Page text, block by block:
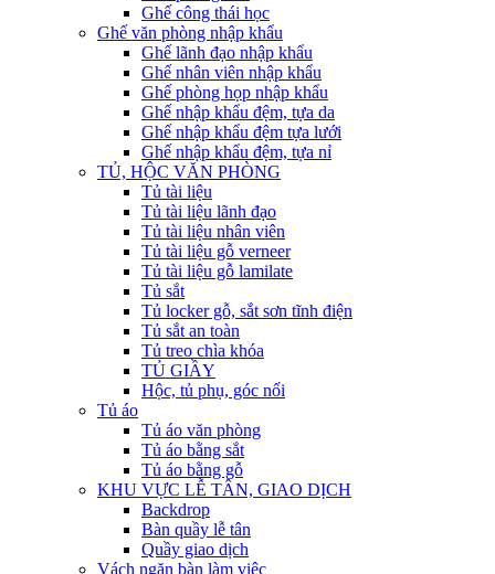
Ghế công thái học
Ghế văn phòng nhập khẩu
Ghế lãnh đạo nhập khẩu
Ghế nhân viên nhập khẩu
Ghế phòng họp nhập khẩu
Ghế nhập khẩu đệm, tựa da
Ghế nhập khẩu đệm tựa lưới
Ghế nhập khẩu đệm, tựa nỉ
TỦ, HỘC VĂN PHÒNG
Tủ tài liệu
Tủ tài liệu lãnh đạo
Tủ tài liệu nhân viên
Tủ tài liệu gỗ verneer
Tủ tài liệu gỗ lamilate
Tủ sắt
Tủ locker gỗ, sắt sơn tĩnh điện
Tủ sắt an toàn
Tủ treo chìa khóa
TỦ GIẦY
Hộc, tủ phụ, góc nối
Tủ áo
Tủ áo văn phòng
Tủ áo bằng sắt
Tủ áo bằng gỗ
KHU VỰC LỄ TÂN, GIAO DỊCH
Backdrop
Bàn quầy lễ tân
Quầy giao dịch
Vách ngăn bàn làm việc